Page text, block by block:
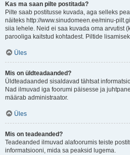
Kas ma saan pilte postitada?
Pilte saab postitusse kuvada, aga selleks
näiteks http://www.sinudomeen.ee/minu-
siia lehele. Neid ei saa kuvada oma arvutist
parooliga kaitstud kohtadest. Piltide
Üles
Mis on üldteadaanded?
Üldteadaanded sisaldavad tähtsat
Nad ilmuvad iga foorumi päisesse ja
määrab administraator.
Üles
Mis on teadeanded?
Teadeanded ilmuvad alafoorumis teiste
informatsiooni, mida sa peaksid lugema.